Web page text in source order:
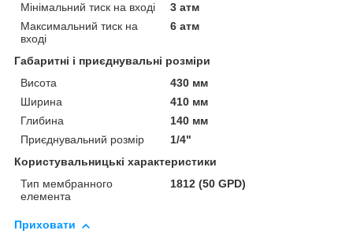
Мінімальний тиск на вході
3 атм
Максимальний тиск на
вході
6 атм
Габаритні і приєднувальні розміри
Висота
430 мм
Ширина
410 мм
Глибина
140 мм
Приєднувальний розмір
1/4"
Користувальницькі характеристики
Тип мембранного
елемента
1812 (50 GPD)
Приховати